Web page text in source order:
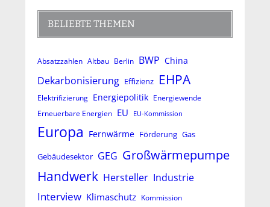
BELIEBTE THEMEN
Absatzzahlen Altbau Berlin BWP China
Dekarbonisierung Effizienz EHPA
Elektrifizierung Energiepolitik Energiewende
Erneuerbare Energien EU EU-Kommission
Europa Fernwärme Förderung Gas
Gebäudesektor GEG Großwärmepumpe
Handwerk Hersteller Industrie
Interview Klimaschutz Kommission